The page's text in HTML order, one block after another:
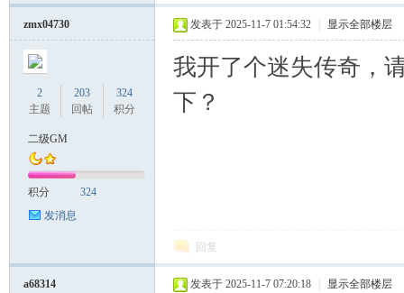
zmx04730
2
主题
203
回帖
324
积分
二级GM
积分
324
发消息
发表于 2025-11-7 01:54:32 显示全部楼层
我开了个迷失传奇，
下？
回复
a68314 发表于 2025-11-7 07:20:18 显示全部楼层